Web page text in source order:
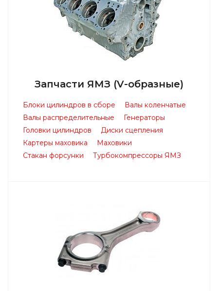
Запчасти ЯМЗ (V-образные)
Блоки цилиндров в сборе
Валы коленчатые
Валы распределительные
Генераторы
Головки цилиндров
Диски сцепления
Картеры маховика
Маховики
Стакан форсунки
Турбокомпрессоры ЯМЗ